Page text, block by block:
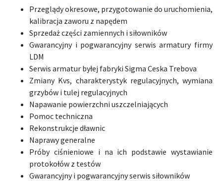
Przeglądy okresowe, przygotowanie do uruchomienia,
kalibracja zaworu z napędem
Sprzedaż części zamiennych i siłowników
Gwarancyjny i pogwarancyjny serwis armatury firmy
LDM
Serwis armatur byłej fabryki Sigma Ceska Trebova
Zmiany Kvs, charakterystyk regulacyjnych, wymiana
grzybów i tulej regulacyjnych
Napawanie powierzchni uszczelniających
Pomoc techniczna
Rekonstrukcje dławnic
Naprawy generalne
Próby ciśnieniowe i na ich podstawie wystawianie
protokołów z testów
Gwarancyjny i pogwarancyjny serwis siłowników